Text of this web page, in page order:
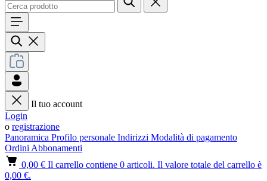
Il tuo account
Login
o registrazione
Panoramica Profilo personale Indirizzi Modalità di pagamento
Ordini Abbonamenti
0,00 € Il carrello contiene 0 articoli. Il valore totale del carrello è
0,00 €.